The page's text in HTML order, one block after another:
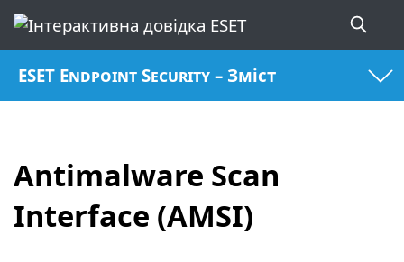
ESET Endpoint Security – Зміст
Antimalware Scan
Interface (AMSI)